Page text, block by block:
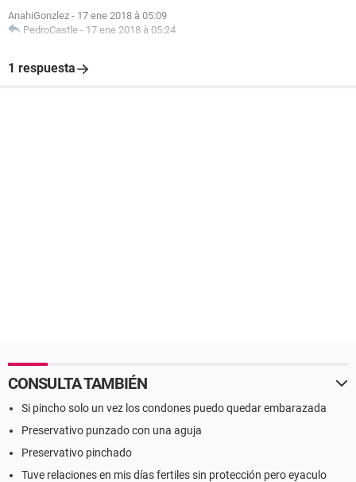
AnahiGonzlez - 17 ene 2018 à 05:09
PedroCastle - 17 ene 2018 à 05:24
1 respuesta
CONSULTA TAMBIÉN
Si pincho solo un vez los condones puedo quedar embarazada
Preservativo punzado con una aguja
Preservativo pinchado
Tuve relaciones en mis días fertiles sin protección pero eyaculo